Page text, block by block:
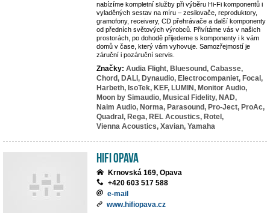
nabízíme kompletní služby při výběru Hi-Fi komponentů i
vyladěných sestav na míru – zesilovače, reproduktory,
gramofony, receivery, CD přehrávače a další komponenty
od předních světových výrobců. Přivítáme vás v našich
prostorách, po dohodě přijedeme s komponenty i k vám
domů v čase, který vám vyhovuje. Samozřejmostí je
záruční i pozáruční servis.
Značky: Audia Flight, Bluesound, Cabasse,
Chord, DALI, Dynaudio, Electrocompaniet, Focal,
Harbeth, IsoTek, KEF, LUMIN, Monitor Audio,
Moon by Simaudio, Musical Fidelity, NAD,
Naim Audio, Norma, Parasound, Pro-Ject, ProAc,
Quadral, Rega, REL Acoustics, Rotel,
Vienna Acoustics, Xavian, Yamaha
HIFI Opava
Krnovská 169, Opava
+420 603 517 588
e-mail
www.hifiopava.cz